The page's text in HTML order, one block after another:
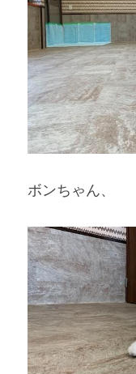
ボンちゃん、